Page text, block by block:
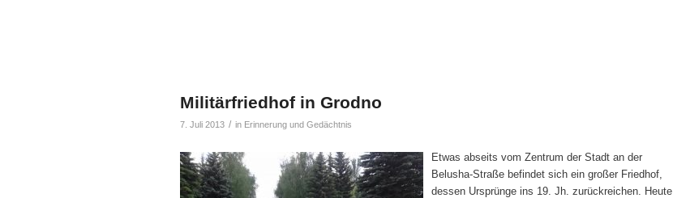
Militärfriedhof in Grodno
7. Juli 2013 / in Erinnerung und Gedächtnis
Etwas abseits vom Zentrum der Stadt an der
Belusha-Straße befindet sich ein großer Friedhof,
dessen Ursprünge ins 19. Jh. zurückreichen. Heute